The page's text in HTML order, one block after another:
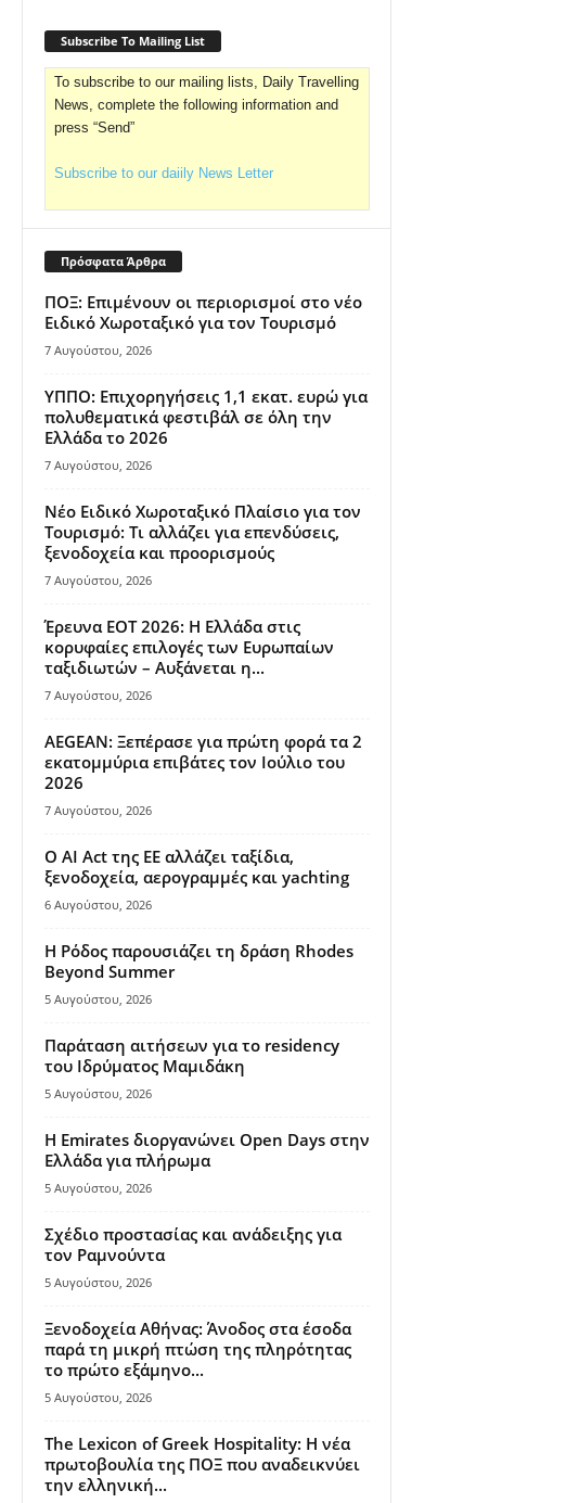
Subscribe To Mailing List
To subscribe to our mailing lists, Daily Travelling
News, complete the following information and
press “Send”
Subscribe to our daiily News Letter
Πρόσφατα Άρθρα
ΠΟΞ: Επιμένουν οι περιορισμοί στο νέο
Ειδικό Χωροταξικό για τον Τουρισμό
7 Αυγούστου, 2026
ΥΠΠΟ: Επιχορηγήσεις 1,1 εκατ. ευρώ για
πολυθεματικά φεστιβάλ σε όλη την
Ελλάδα το 2026
7 Αυγούστου, 2026
Νέο Ειδικό Χωροταξικό Πλαίσιο για τον
Τουρισμό: Τι αλλάζει για επενδύσεις,
ξενοδοχεία και προορισμούς
7 Αυγούστου, 2026
Έρευνα ΕΟΤ 2026: Η Ελλάδα στις
κορυφαίες επιλογές των Ευρωπαίων
ταξιδιωτών – Αυξάνεται η...
7 Αυγούστου, 2026
AEGEAN: Ξεπέρασε για πρώτη φορά τα 2
εκατομμύρια επιβάτες τον Ιούλιο του
2026
7 Αυγούστου, 2026
Ο AI Act της ΕΕ αλλάζει ταξίδια,
ξενοδοχεία, αερογραμμές και yachting
6 Αυγούστου, 2026
Η Ρόδος παρουσιάζει τη δράση Rhodes
Beyond Summer
5 Αυγούστου, 2026
Παράταση αιτήσεων για το residency
του Ιδρύματος Μαμιδάκη
5 Αυγούστου, 2026
Η Emirates διοργανώνει Open Days στην
Ελλάδα για πλήρωμα
5 Αυγούστου, 2026
Σχέδιο προστασίας και ανάδειξης για
τον Ραμνούντα
5 Αυγούστου, 2026
Ξενοδοχεία Αθήνας: Άνοδος στα έσοδα
παρά τη μικρή πτώση της πληρότητας
το πρώτο εξάμηνο...
5 Αυγούστου, 2026
The Lexicon of Greek Hospitality: Η νέα
πρωτοβουλία της ΠΟΞ που αναδεικνύει
την ελληνική...